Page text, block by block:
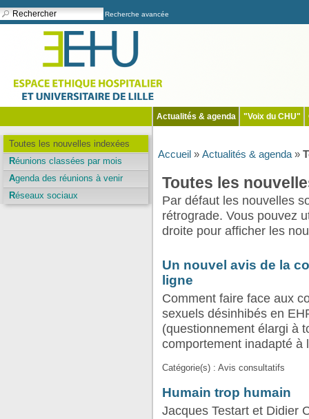
Recherche avancée
Actualités & agenda "Voix du CHU"
Toutes les nouvelles indexées
Réunions classées par mois
Agenda des réunions à venir
Réseaux sociaux
Accueil » Actualités & agenda »
Toutes les
Par défaut les nouvelles
rétrograde. Vous pouvez
droite pour afficher les
Un nouvel avis de la
ligne
Comment faire face aux
sexuels désinhibés en
(questionnement élargi à
comportement inadapté à
Catégorie(s) : Avis consultatifs
Humain trop humain
Jacques Testart et Didier